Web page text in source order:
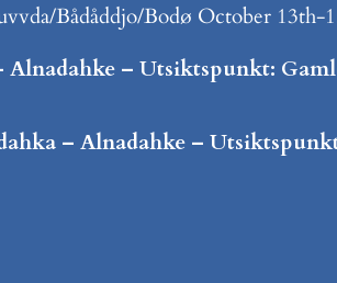
Bådåddjo/Bodø October 13th-
Alnadahke – Utsiktspunkt:
– Alnadahke –